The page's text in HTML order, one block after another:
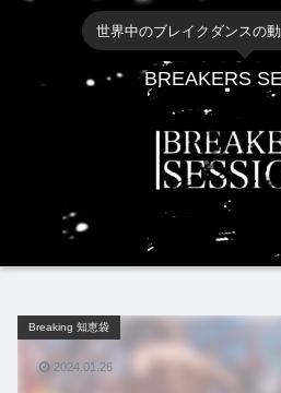
世界中のブレイクダンスの
BREAKERS
Breaking 知恵袋
2024.01.26